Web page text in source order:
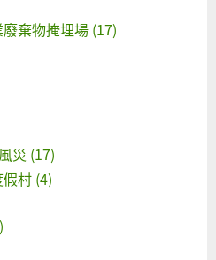
棄物掩埋場 (17)
災 (17)
村 (4)